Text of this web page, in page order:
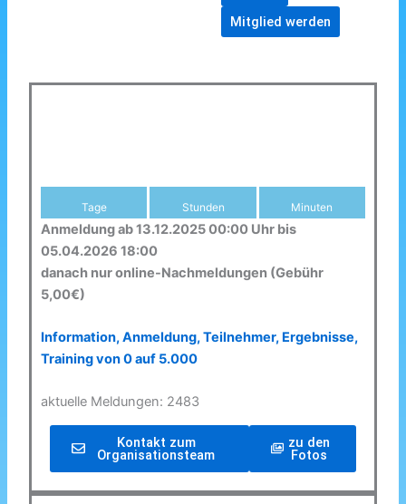
Mitglied werden
Tage Stunden Minuten
Anmeldung ab 13.12.2025 00:00 Uhr bis
05.04.2026 18:00
danach nur online-Nachmeldungen (Gebühr
5,00€)
Information, Anmeldung, Teilnehmer, Ergebnisse,
Training von 0 auf 5.000
aktuelle Meldungen: 2483
Kontakt zum
Organisationsteam
zu den
Fotos